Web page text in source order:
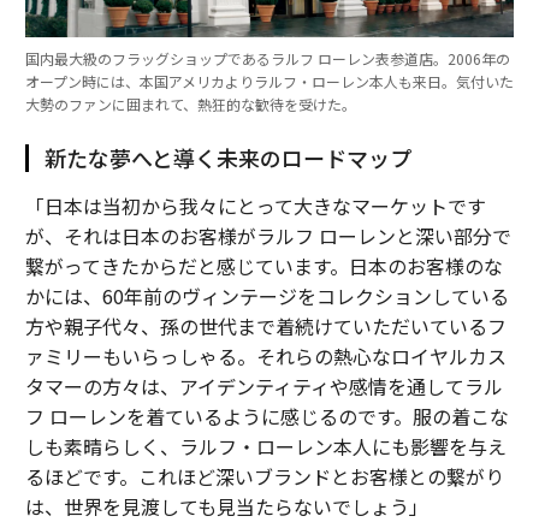
国内最大級のフラッグショップであるラルフ ローレン表参道店。2006年の
オープン時には、本国アメリカよりラルフ・ローレン本人も来日。気付いた
大勢のファンに囲まれて、熱狂的な歓待を受けた。
新たな夢へと導く未来のロードマップ
「日本は当初から我々にとって大きなマーケットです
が、それは日本のお客様がラルフ ローレンと深い部分で
繋がってきたからだと感じています。日本のお客様のな
かには、60年前のヴィンテージをコレクションしている
方や親子代々、孫の世代まで着続けていただいているフ
ァミリーもいらっしゃる。それらの熱心なロイヤルカス
タマーの方々は、アイデンティティや感情を通してラル
フ ローレンを着ているように感じるのです。服の着こな
しも素晴らしく、ラルフ・ローレン本人にも影響を与え
るほどです。これほど深いブランドとお客様との繋がり
は、世界を見渡しても見当たらないでしょう」